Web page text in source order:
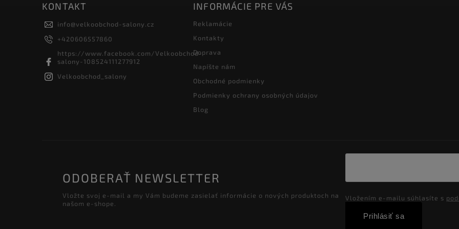
KONTAKT
info@velkoobchod-salony.cz
+420606557860
https://www.facebook.com/Velkoobchod-
salony-108524111277912
Velkoobchod_salony
INFORMÁCIE PRE VÁS
Reklamácie
Kontakty
Doprava
Napíšte nám
Obchodné podmienky
Podmienky ochrany osobných údajov
Blog
ODOBERAŤ NEWSLETTER
Vložte svoj e-mail a my Vám budeme zasielať informácie o nových produktoch na
našom e-shope.
Vložením e-mailu súhlasíte s
Prihlásiť sa